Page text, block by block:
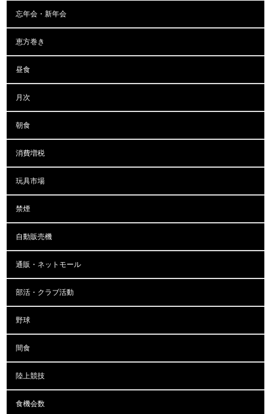
忘年会・新年会
恵方巻き
昼食
月次
朝食
消費増税
玩具市場
禁煙
自動販売機
通販・ネットモール
部活・クラブ活動
野球
間食
陸上競技
食機会数